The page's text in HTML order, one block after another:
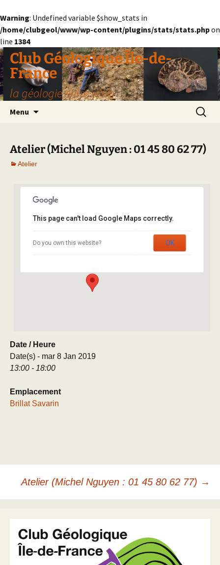
Warning: Undefined variable $show_stats in
/home/clubgeol/www/wp-content/plugins/stats/stats.phpon
line 1384
Aller
au
contenu
Club Géologique Île-de-
France
la géologie entre amis
Menu
Atelier (Michel Nguyen : 01 45 80 62 77)
Atelier
This page can't load Google Maps correctly.
Do you own this website? OK
Date / Heure
Date(s) - mar 8 Jan 2019
13:00 - 18:00
Emplacement
Brillat Savarin
Navigation
des
articles
Atelier (Michel Nguyen : 01 45 80 62 77) →